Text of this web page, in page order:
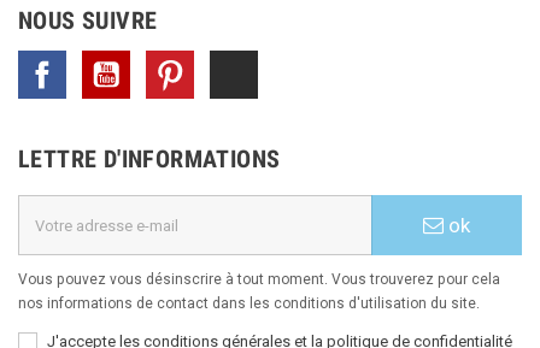
NOUS SUIVRE
Facebook YouTube
LETTRE D'INFORMATIONS
ok
Vous pouvez vous désinscrire à tout moment. Vous trouverez pour cela
nos informations de contact dans les conditions d'utilisation du site.
J'accepte les conditions générales et la politique de confidentialité